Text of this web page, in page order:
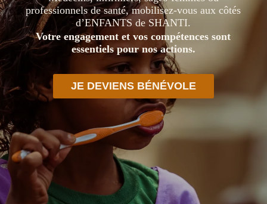
professionnels de santé, mobilisez-vous aux côtés
d’ENFANTS de SHANTI.
Votre engagement et vos compétences sont
essentiels pour nos actions.
JE DEVIENS BÉNÉVOLE